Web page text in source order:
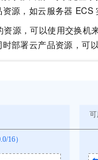
源，如云服务器 ECS
资源，可以使用交换机
部署云产品资源，可
Kimi-K3 NEW
Deepseek-v4-pro
解析服务
一站式AI开发、训练
Qoder CN
Claude Code +
安装技能 GStack，拥
券 Qwen3.8-Max 首发尝
千问办公，限时限
你的AI工作搭子，覆
夜间 5 折，Qwen/
OCR 文字识别
发票查验
天气预报查询
ERP
CRM
服务实践
创新中心
金融模力时刻
客户案例